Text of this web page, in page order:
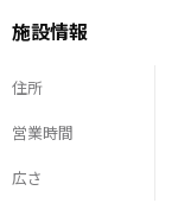
施設情報
住所
営業時間
広さ